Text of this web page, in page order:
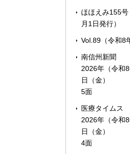
ほほえみ155
月1日発行）
Vol.89（令和8
南信州新聞
2026年（令和
日（金）
5面
医療タイムス
2026年（令和
日（金）
4面